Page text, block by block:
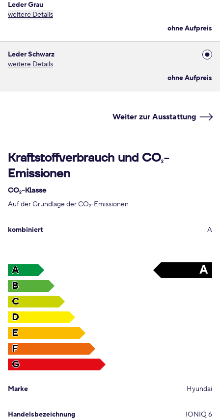
Leder Grau
weitere Details
ohne Aufpreis
Leder Schwarz
weitere Details
ohne Aufpreis
Weiter zur Ausstattung
Kraftstoffverbrauch und CO2-
Emissionen
CO2-Klasse
Auf der Grundlage der CO2-Emissionen
kombiniert A
A A
B
C
D
E
F
G
Marke Hyundai
Handelsbezeichnung IONIQ 6